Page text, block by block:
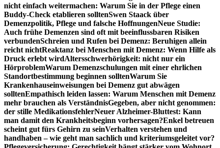
nicht einfach weitermachen: Warum Sie in der Pflege einen
Buddy-Check etablieren solltenSwen Staack über
Demenzpolitik, Pflege und falsche HoffnungenNeue Studie:
Auch frühe Demenzen sind oft mit beeinflussbaren Risiken
verbundenSchreien und Rufen bei Demenz: Beruhigen allein
reicht nichtReaktanz bei Menschen mit Demenz: Wenn Hilfe als
Druck erlebt wirdAltersschwerhörigkeit: nicht nur ein
HörproblemWarum Demenzschulungen mit einer ehrlichen
Standortbestimmung beginnen solltenWarum Sie
Krankenhauseinweisungen bei Demenz gut abwägen
solltenEmpathisch leiden lassen: Warum Menschen mit Demenz
mehr brauchen als VerständnisGegeben, aber nicht genommen:
der stille MedikationsfehlerNeuer Alzheimer-Bluttest: Kann
man damit den Krankheitsbeginn vorhersagen?Enkel betreuen
scheint gut fürs Gehirn zu seinVerhalten verstehen und
handhaben – wie geht man sachlich und kriteriumsgeleitet vor?